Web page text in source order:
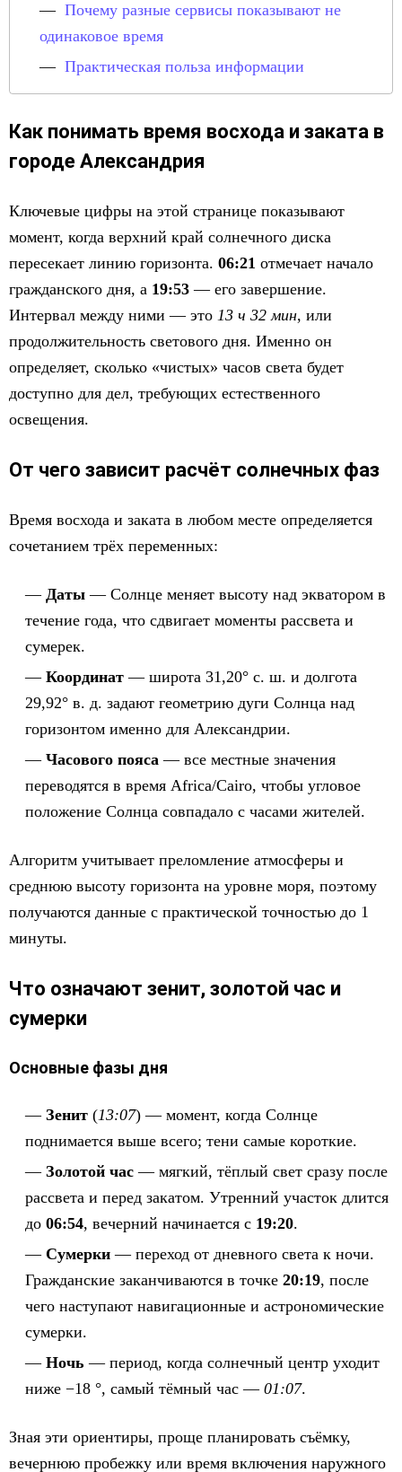
Почему разные сервисы показывают не
одинаковое время
Практическая польза информации
Как понимать время восхода и заката в
городе Александрия
Ключевые цифры на этой странице показывают
момент, когда верхний край солнечного диска
пересекает линию горизонта. 06:21 отмечает начало
гражданского дня, а 19:53 — его завершение.
Интервал между ними — это 13 ч 32 мин, или
продолжительность светового дня. Именно он
определяет, сколько «чистых» часов света будет
доступно для дел, требующих естественного
освещения.
От чего зависит расчёт солнечных фаз
Время восхода и заката в любом месте определяется
сочетанием трёх переменных:
Даты — Солнце меняет высоту над экватором в
течение года, что сдвигает моменты рассвета и
сумерек.
Координат — широта 31,20° с. ш. и долгота
29,92° в. д. задают геометрию дуги Солнца над
горизонтом именно для Александрии.
Часового пояса — все местные значения
переводятся в время Africa/Cairo, чтобы угловое
положение Солнца совпадало с часами жителей.
Алгоритм учитывает преломление атмосферы и
среднюю высоту горизонта на уровне моря, поэтому
получаются данные с практической точностью до 1
минуты.
Что означают зенит, золотой час и
сумерки
Основные фазы дня
Зенит (13:07) — момент, когда Солнце
поднимается выше всего; тени самые короткие.
Золотой час — мягкий, тёплый свет сразу после
рассвета и перед закатом. Утренний участок длится
до 06:54, вечерний начинается с 19:20.
Сумерки — переход от дневного света к ночи.
Гражданские заканчиваются в точке 20:19, после
чего наступают навигационные и астрономические
сумерки.
Ночь — период, когда солнечный центр уходит
ниже −18 °, самый тёмный час — 01:07.
Зная эти ориентиры, проще планировать съёмку,
вечернюю пробежку или время включения наружного